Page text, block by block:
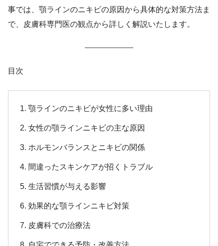
事では、顎ラインのニキビの原因から具体的な対策方法ま
で、皮膚科専門医の観点から詳しく解説いたします。
目次
顎ラインのニキビが女性に多い理由
女性の顎ラインニキビの主な原因
ホルモンバランスとニキビの関係
間違ったスキンケアが招くトラブル
生活習慣が与える影響
効果的な顎ラインニキビ対策
皮膚科での治療法